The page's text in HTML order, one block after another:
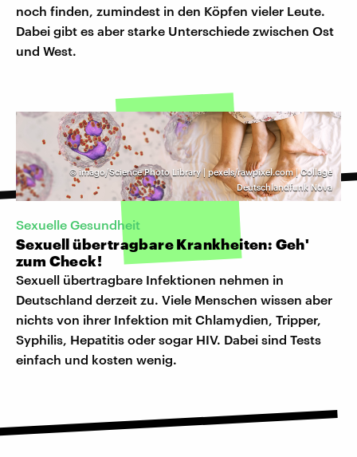
noch finden, zumindest in den Köpfen vieler Leute.
Dabei gibt es aber starke Unterschiede zwischen Ost
und West.
© imago/Science Photo Library | pexels/rawpixel.com | Collage
Deutschlandfunk Nova
Sexuelle Gesundheit
Sexuell übertragbare Krankheiten: Geh'
zum Check!
Sexuell übertragbare Infektionen nehmen in
Deutschland derzeit zu. Viele Menschen wissen aber
nichts von ihrer Infektion mit Chlamydien, Tripper,
Syphilis, Hepatitis oder sogar HIV. Dabei sind Tests
einfach und kosten wenig.